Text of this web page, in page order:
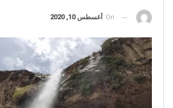
On أغسطس 10, 2020